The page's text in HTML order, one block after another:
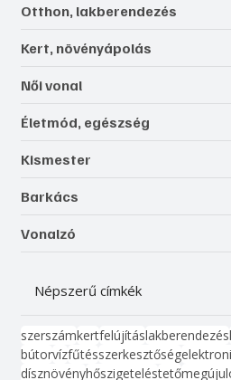
Otthon, lakberendezés
Kert, növényápolás
Női vonal
Életmód, egészség
Kismester
Barkács
Vonalzó
Népszerű címkék
szerszámkertfelújításlakberendezés
bútorvízfűtésszerkesztőség
dísznövényhőszigeteléstető